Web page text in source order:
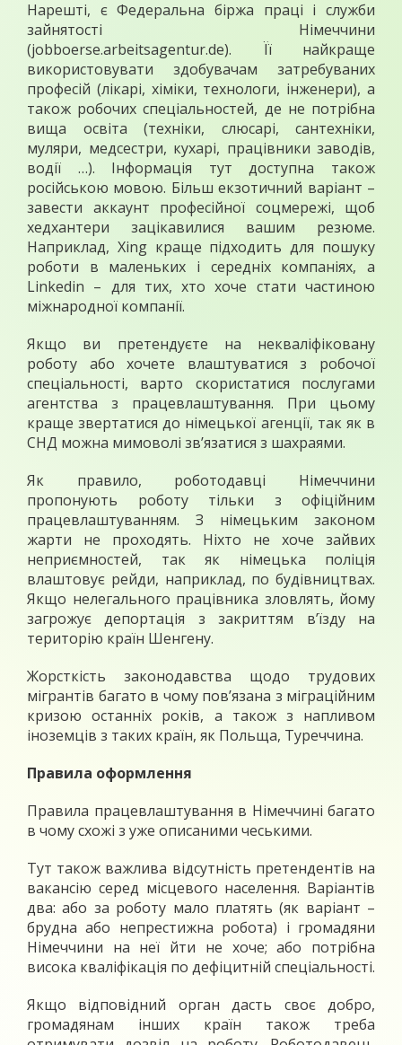
Нарешті, є Федеральна біржа праці і служби
зайнятості Німеччини
(jobboerse.arbeitsagentur.de). Її найкраще
використовувати здобувачам затребуваних
професій (лікарі, хіміки, технологи, інженери), а
також робочих спеціальностей, де не потрібна
вища освіта (техніки, слюсарі, сантехніки,
муляри, медсестри, кухарі, працівники заводів,
водії …). Інформація тут доступна також
російською мовою. Більш екзотичний варіант –
завести аккаунт професійної соцмережі, щоб
хедхантери зацікавилися вашим резюме.
Наприклад, Xing краще підходить для пошуку
роботи в маленьких і середніх компаніях, а
Linkedin – для тих, хто хоче стати частиною
міжнародної компанії.
Якщо ви претендуєте на некваліфіковану
роботу або хочете влаштуватися з робочої
спеціальності, варто скористатися послугами
агентства з працевлаштування. При цьому
краще звертатися до німецької агенції, так як в
СНД можна мимоволі зв’язатися з шахраями.
Як правило, роботодавці Німеччини
пропонують роботу тільки з офіційним
працевлаштуванням. З німецьким законом
жарти не проходять. Ніхто не хоче зайвих
неприємностей, так як німецька поліція
влаштовує рейди, наприклад, по будівництвах.
Якщо нелегального працівника зловлять, йому
загрожує депортація з закриттям в’їзду на
територію країн Шенгену.
Жорсткість законодавства щодо трудових
мігрантів багато в чому пов’язана з міграційним
кризою останніх років, а також з напливом
іноземців з таких країн, як Польща, Туреччина.
Правила оформлення
Правила працевлаштування в Німеччині багато
в чому схожі з уже описаними чеськими.
Тут також важлива відсутність претендентів на
вакансію серед місцевого населення. Варіантів
два: або за роботу мало платять (як варіант –
брудна або непрестижна робота) і громадяни
Німеччини на неї йти не хоче; або потрібна
висока кваліфікація по дефіцитній спеціальності.
Якщо відповідний орган дасть своє добро,
громадянам інших країн також треба